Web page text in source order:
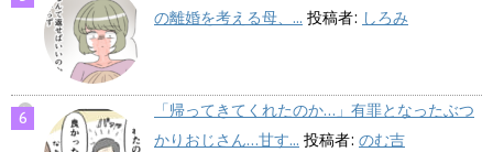
の離婚を考える母、... 投稿者: しろみ
「帰ってきてくれたのか…」有罪となったぶつ
かりおじさん…甘す... 投稿者: のむ吉